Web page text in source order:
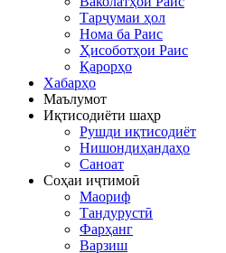
Тарҷумаи ҳол
Нома ба Раис
Ҳисоботҳои Раис
Қарорҳо
Хабарҳо
Маълумот
Иқтисодиёти шаҳр
Рушди иқтисодиёт
Нишондиҳандаҳо
Саноат
Соҳаи иҷтимоӣ
Маориф
Тандурустӣ
Фарҳанг
Варзиш